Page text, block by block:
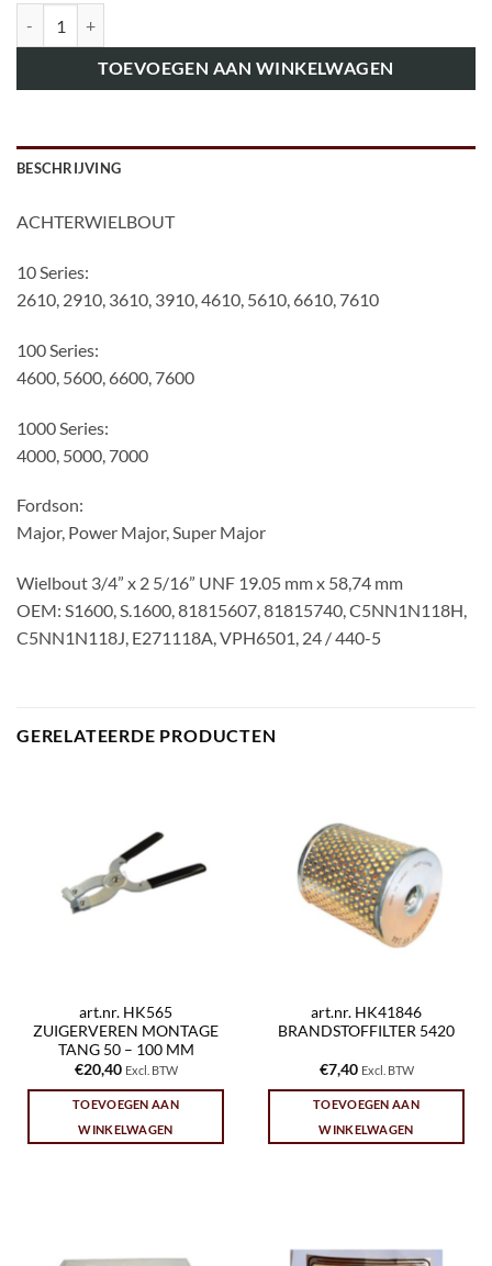
TOEVOEGEN AAN WINKELWAGEN
BESCHRIJVING
ACHTERWIELBOUT
10 Series:
2610, 2910, 3610, 3910, 4610, 5610, 6610, 7610
100 Series:
4600, 5600, 6600, 7600
1000 Series:
4000, 5000, 7000
Fordson:
Major, Power Major, Super Major
Wielbout 3/4” x 2 5/16” UNF 19.05 mm x 58,74 mm
OEM: S1600, S.1600, 81815607, 81815740, C5NN1N118H,
C5NN1N118J, E271118A, VPH6501, 24 / 440-5
GERELATEERDE PRODUCTEN
art.nr. HK565
ZUIGERVEREN MONTAGE
TANG 50 – 100 MM
€20,40 Excl. BTW
TOEVOEGEN AAN
WINKELWAGEN
art.nr. HK41846
BRANDSTOFFILTER 5420
€7,40 Excl. BTW
TOEVOEGEN AAN
WINKELWAGEN